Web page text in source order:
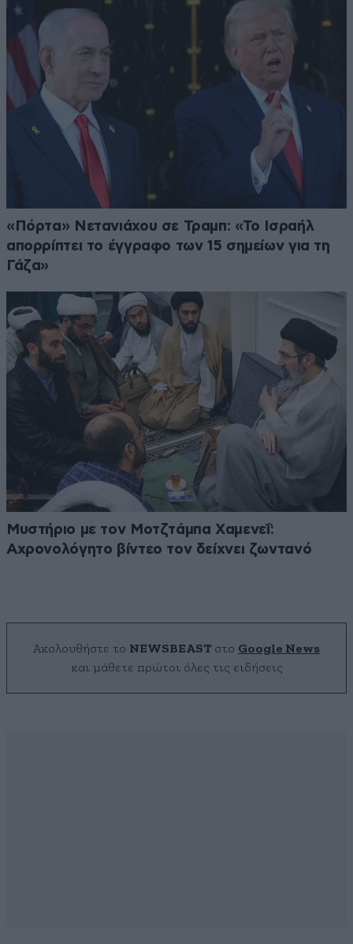
«Πόρτα» Νετανιάχου σε Τραμπ: «Το Ισραήλ
απορρίπτει το έγγραφο των 15 σημείων για τη
Γάζα»
Μυστήριο με τον Μοτζτάμπα Χαμενεΐ:
Αχρονολόγητο βίντεο τον δείχνει ζωντανό
Ακολουθήστε το NEWSBEAST στο Google News
και μάθετε πρώτοι όλες τις ειδήσεις